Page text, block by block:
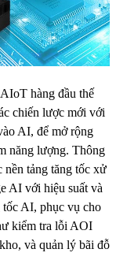
hàng đầu thế
chiến lược mới với
AI, để mở rộng
năng lượng. Thông
nền tảng tăng tốc xử
AI với hiệu suất và
tốc AI, phục vụ cho
kiểm tra lỗi AOI
và quản lý bãi đỗ